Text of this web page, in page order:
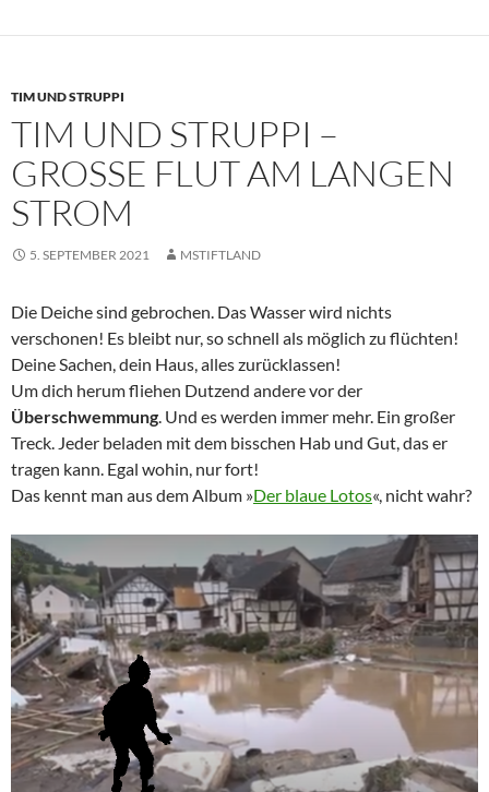
TIM UND STRUPPI
TIM UND STRUPPI –
GROSSE FLUT AM LANGEN S
TROM
5. SEPTEMBER 2021 MSTIFTLAND
Die Deiche sind gebrochen. Das Wasser wird nichts
verschonen! Es bleibt nur, so schnell als möglich zu flüchten!
Deine Sachen, dein Haus, alles zurücklassen!
Um dich herum fliehen Dutzend andere vor der
Überschwemmung. Und es werden immer mehr. Ein großer
Treck. Jeder beladen mit dem bisschen Hab und Gut, das er
tragen kann. Egal wohin, nur fort!
Das kennt man aus dem Album »Der blaue Lotos«, nicht wahr?